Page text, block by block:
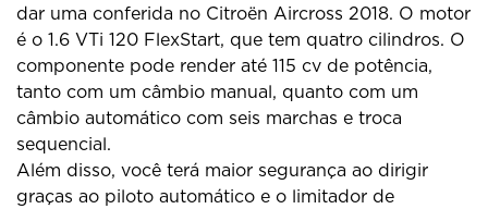
dar uma conferida no Citroën Aircross 2018. O motor
é o 1.6 VTi 120 FlexStart, que tem quatro cilindros. O
componente pode render até 115 cv de potência,
tanto com um câmbio manual, quanto com um
câmbio automático com seis marchas e troca
sequencial.
Além disso, você terá maior segurança ao dirigir
graças ao piloto automático e o limitador de